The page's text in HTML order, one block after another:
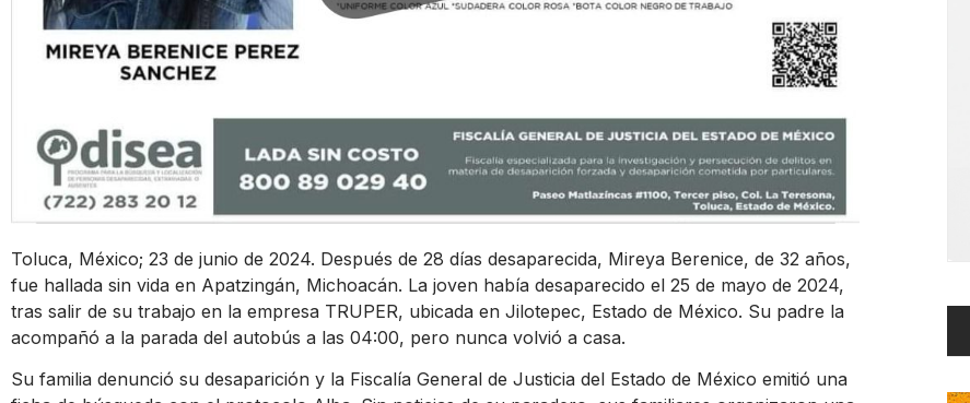
Toluca, México; 23 de junio de 2024. Después de 28 días desaparecida, Mireya Berenice, de 32 años,
fue hallada sin vida en Apatzingán, Michoacán. La joven había desaparecido el 25 de mayo de 2024,
tras salir de su trabajo en la empresa TRUPER, ubicada en Jilotepec, Estado de México. Su padre la
acompañó a la parada del autobús a las 04:00, pero nunca volvió a casa.
Su familia denunció su desaparición y la Fiscalía General de Justicia del Estado de México emitió una